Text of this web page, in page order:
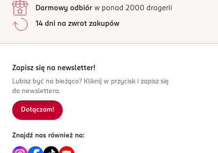
Darmowy odbiór w ponad 2000 drogerii
14 dni na zwrot zakupów
Zapisz się na newsletter!
Lubisz być na bieżąco? Kliknij w przycisk i zapisz się
do newslettera.
Dołączam!
Znajdź nas również na: